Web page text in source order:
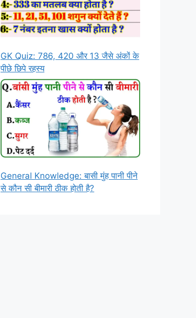
GK Quiz: 786, 420 और 13 जैसे अंकों के
पीछे छिपे रहस्य
General Knowledge: बासी मुंह पानी पीने
से कौन सी बीमारी ठीक होती है?